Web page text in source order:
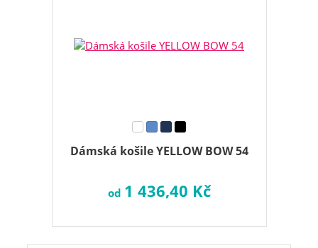
Dámská košile YELLOW BOW 54
od 1 436,40 Kč